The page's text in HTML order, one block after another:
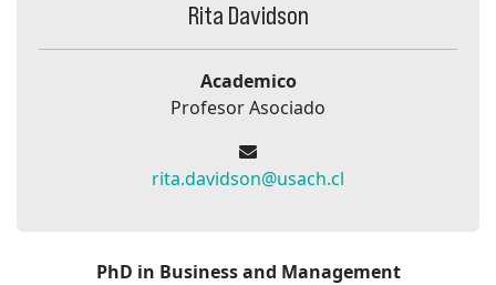
Rita Davidson
Academico
Profesor Asociado
rita.davidson@usach.cl
PhD in Business and Management